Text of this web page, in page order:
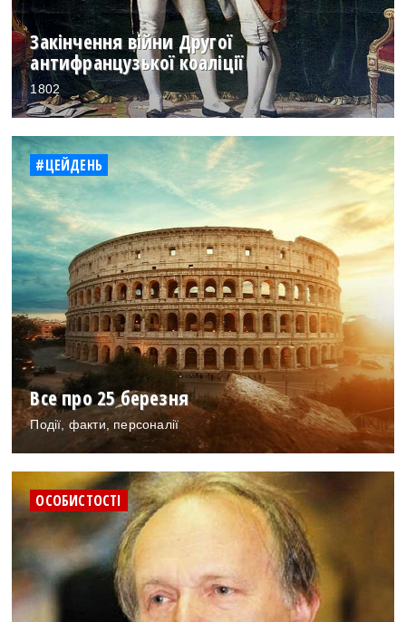
Закінчення війни Другої
антифранцузької коаліції
1802
#ЦЕЙДЕНЬ
Все про 25 березня
Події, факти, персоналії
ОСОБИСТОСТІ